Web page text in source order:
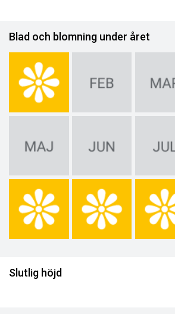
Blad och blomning under året
Slutlig höjd